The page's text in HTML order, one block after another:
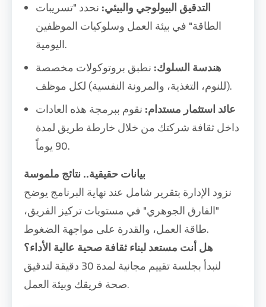
التدقيق البيولوجي والبيئي: نحدد "تسريبات
الطاقة" في بيئة العمل وسلوكيات الموظفين
اليومية.
هندسة السلوك: نطبق بروتوكولات مخصصة
(للنوم، التغذية، والمرونة النفسية) لكل موظف.
عائد استثمار مستدام: نقوم ببرمجة هذه العادات
داخل ثقافة شركتك من خلال خارطة طريق لمدة
90 يوماً.
بيانات حقيقية.. نتائج ملموسة
نزود الإدارة بتقرير شامل عند نهاية البرنامج يوضح
"الفارق الجوهري" في مستويات تركيز الفريق،
طاقة العمل، والقدرة على مواجهة الضغوط.
هل أنت مستعد لبناء ثقافة صحية عالية الأداء؟
لنبدأ بجلسة تقييم مجانية لمدة 30 دقيقة لتدقيق
صحة فريقك وبيئة العمل.